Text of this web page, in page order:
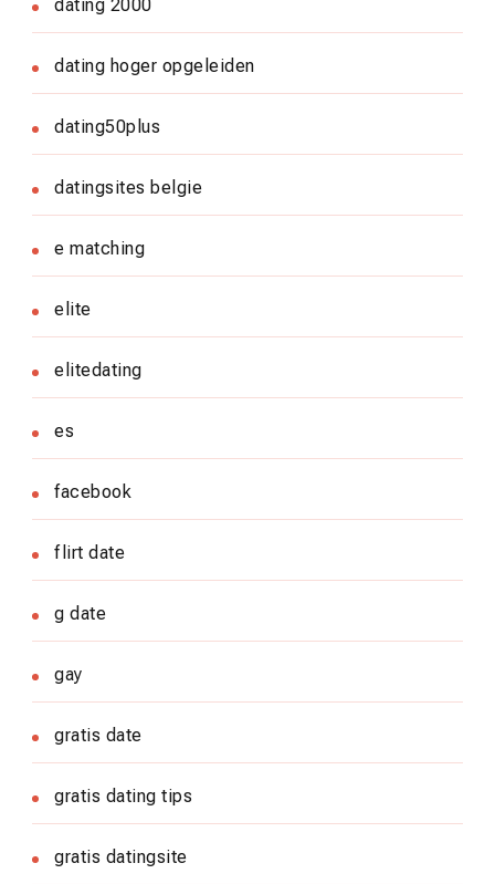
dating 2000
dating hoger opgeleiden
dating50plus
datingsites belgie
e matching
elite
elitedating
es
facebook
flirt date
g date
gay
gratis date
gratis dating tips
gratis datingsite